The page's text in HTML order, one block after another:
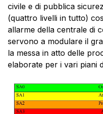
civile e di pubblica
(quattro livelli in tutto)
allarme della centrale di
servono a modulare il
la messa in atto delle
elaborate per i vari piani